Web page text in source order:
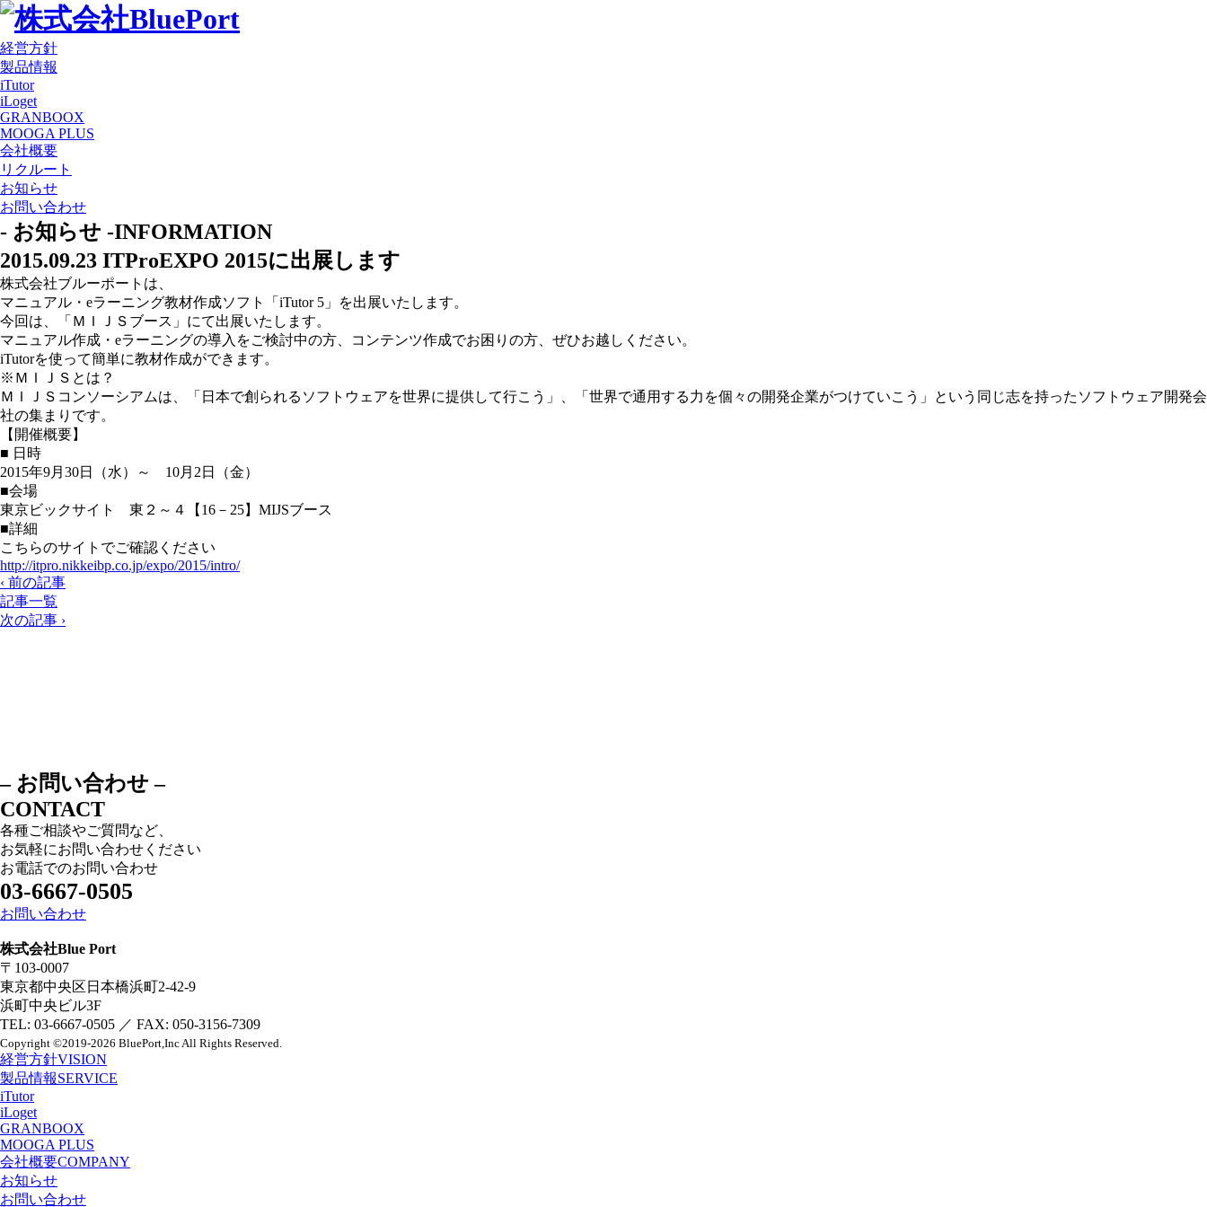
経営方針
製品情報
iTutor
iLoget
GRANBOOX
MOOGA PLUS
会社概要
リクルート
お知らせ
お問い合わせ
- お知らせ -INFORMATION
2015.09.23 ITProEXPO 2015に出展します
株式会社ブルーポートは、
マニュアル・eラーニング教材作成ソフト「iTutor 5」を出展いたします。
今回は、「ＭＩＪＳブース」にて出展いたします。
マニュアル作成・eラーニングの導入をご検討中の方、コンテンツ作成でお困りの方、ぜひお越しください。
iTutorを使って簡単に教材作成ができます。
※ＭＩＪＳとは？
ＭＩＪＳコンソーシアムは、「日本で創られるソフトウェアを世界に提供して行こう」、「世界で通用する力を個々の開発企業がつけていこう」という同じ志を持ったソフトウェア開発会
社の集まりです。
【開催概要】
■ 日時
2015年9月30日（水）～ 10月2日（金）
■会場
東京ビックサイト 東２～４【16－25】MIJSブース
■詳細
こちらのサイトでご確認ください
http://itpro.nikkeibp.co.jp/expo/2015/intro/
‹ 前の記事
記事一覧
次の記事 ›
– お問い合わせ –
CONTACT
各種ご相談やご質問など、
お気軽にお問い合わせください
お電話でのお問い合わせ
03-6667-0505
お問い合わせ
株式会社Blue Port
〒103-0007
東京都中央区日本橋浜町2-42-9
浜町中央ビル3F
TEL: 03-6667-0505 ／ FAX: 050-3156-7309
Copyright ©2019-2026 BluePort,IncAll Rights Reserved.
経営方針VISION
製品情報SERVICE
iTutor
iLoget
GRANBOOX
MOOGA PLUS
会社概要COMPANY
お知らせ
お問い合わせ